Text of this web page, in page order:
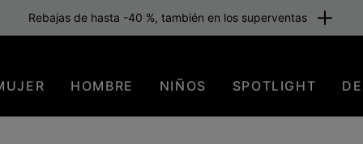
Rebajas de hasta -40 %, también en los superventas
HOMBRE NIÑOS SPOTLIGHT